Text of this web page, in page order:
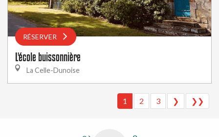
RÉSERVER
L'école buissonnière
La Celle-Dunoise
1 2 3 ❯ ❯❯